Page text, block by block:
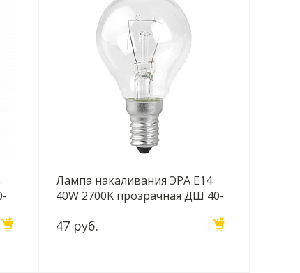
Лампа накаливания ЭРА E14
40W 2700K прозрачная ДШ 40-
47 руб.